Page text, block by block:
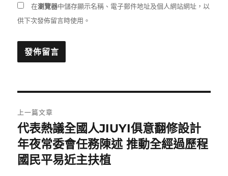
在瀏覽器中儲存顯示名稱、電子郵件地址及個人網站網址，以
供下次發佈留言時使用。
章
導
覽
上一篇文章
上
一
篇
代表熱議全國人JIUYI俱意翻修設計
年夜常委會任務陳述 推動全經過歷程
國民平易近主扶植